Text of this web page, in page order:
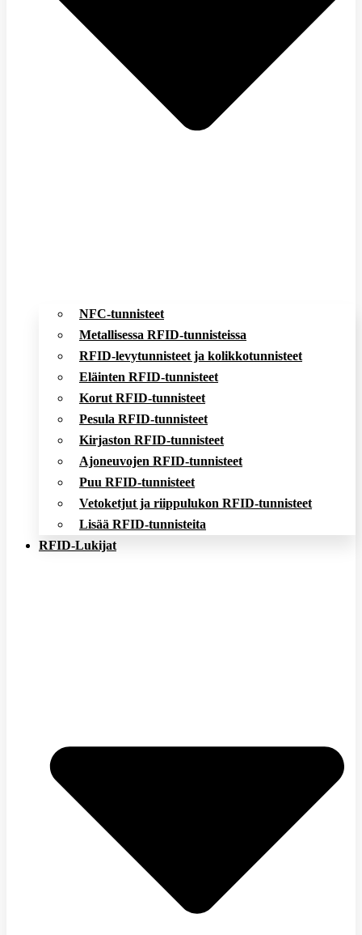
NFC-tunnisteet
Metallisessa RFID-tunnisteissa
RFID-levytunnisteet ja kolikkotunnisteet
Eläinten RFID-tunnisteet
Korut RFID-tunnisteet
Pesula RFID-tunnisteet
Kirjaston RFID-tunnisteet
Ajoneuvojen RFID-tunnisteet
Puu RFID-tunnisteet
Vetoketjut ja riippulukon RFID-tunnisteet
Lisää RFID-tunnisteita
RFID-Lukijat